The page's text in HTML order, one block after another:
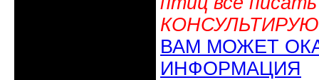
ВАМ МОЖЕТ
ИНФОРМАЦИЯ